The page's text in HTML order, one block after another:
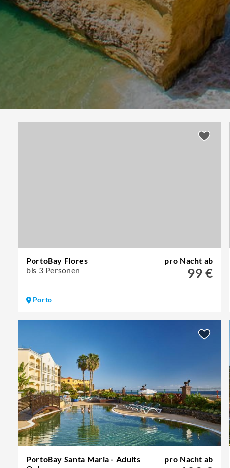
PortoBay Flores
bis 3 Personen
pro Nacht ab
99 €
Porto
PortoBay Santa Maria - Adults
pro Nacht ab